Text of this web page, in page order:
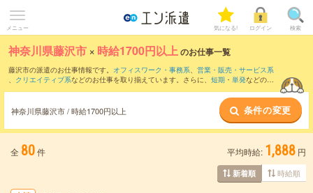
メニュー 気になる! ログイン 検索
神奈川県藤沢市 × 時給1700円以上のお仕事一覧
藤沢市の派遣のお仕事情報です。 オフィスワーク・事務系、 営業・販売・サービス系
、 クリエイティブ系などのお仕事を取り揃えています。さらに、 短期 ・ 単発などの期
神奈川県藤沢市 / 時給1700円以上 条件の変更
全 80件 平均時給: 1,888 円
新着順 時給順